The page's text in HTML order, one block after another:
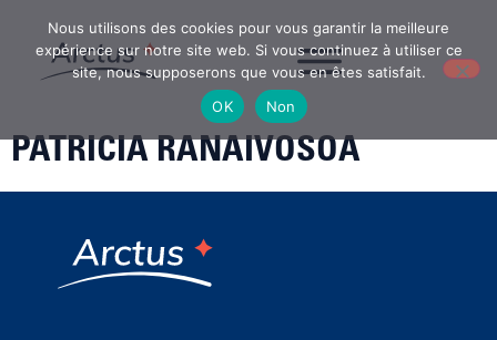
PATRICIA RANAIVOSOA
Nous utilisons des cookies pour vous garantir la meilleure
expérience sur notre site web. Si vous continuez à utiliser ce
site, nous supposerons que vous en êtes satisfait.
OK
Non